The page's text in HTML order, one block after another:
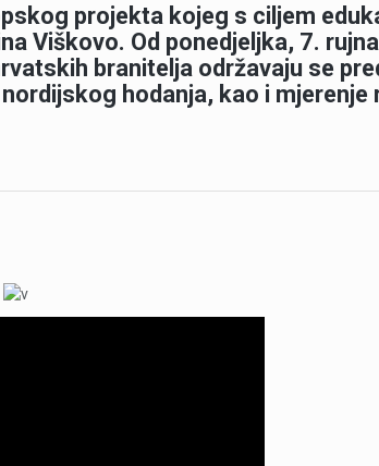
projekta kojeg s ciljem
Viškovo. Od ponedjeljka, 7.
branitelja održavaju se
hodanja, kao i mjerenje